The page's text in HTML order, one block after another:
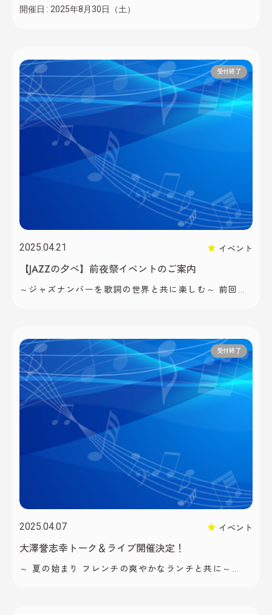
ツアーを開催！inNAGANOとして、ホテル風の山のフ
も楽しんでいただけるイベントとなっております。 よ
っしーのお芋屋さん、kitch […]
開催日 : 2025年8月30日（土）
2025.04.21 イベント
【JAZZの夕べ】前夜祭イベントのご案内
～ジャズナンバーを歌詞の世界と共に楽しむ～ 前回大
ん」をお呼びし、「ジャズナンバーを歌詞の世界と共
に楽しむ・・」をテーマにJAZZの世界を楽しんでいた
だきます 横前さんは、飯田FM放送局のナビゲーターと
してお馴染みですが、実はJazzシンガー、シンガー […]
受付終了
2025.04.07 イベント
大澤誉志幸トーク＆ライブ開催決定！
～ 夏の始まり フレンチの爽やかなランチと共に～
受付終了